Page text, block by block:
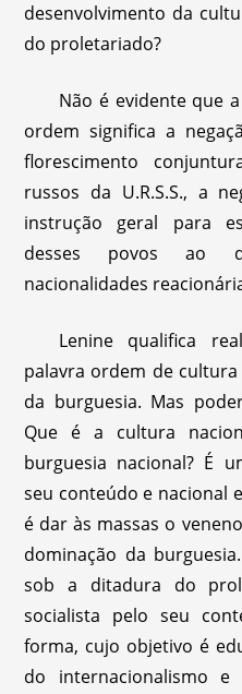
desenvolvimento da
do proletariado?
Não é evidente que
ordem significa a
florescimento
russos da U.R.S.S., a
instrução geral para
desses povos ao
nacionalidades
Lenine qualifica
palavra ordem de
da burguesia. Mas
Que é a cultura
burguesia nacional? É
seu conteúdo e nacional
é dar às massas o
dominação da
sob a ditadura do
socialista pelo seu
forma, cujo objetivo é
do internacionalismo